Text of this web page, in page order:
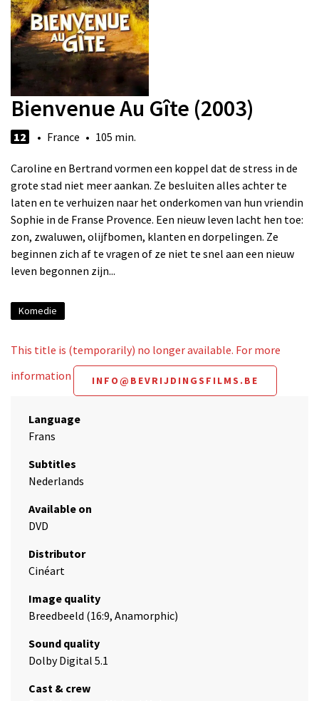
Bienvenue Au Gîte (2003)
12 • France • 105 min.
Caroline en Bertrand vormen een koppel dat de stress in de
grote stad niet meer aankan. Ze besluiten alles achter te
laten en te verhuizen naar het onderkomen van hun vriendin
Sophie in de Franse Provence. Een nieuw leven lacht hen toe:
zon, zwaluwen, olijfbomen, klanten en dorpelingen. Ze
beginnen zich af te vragen of ze niet te snel aan een nieuw
leven begonnen zijn...
Komedie
This title is (temporarily) no longer available. For more
information
INFO@BEVRIJDINGSFILMS.BE
Language
Frans
Subtitles
Nederlands
Available on
DVD
Distributor
Cinéart
Image quality
Breedbeeld (16:9, Anamorphic)
Sound quality
Dolby Digital 5.1
Cast & crew